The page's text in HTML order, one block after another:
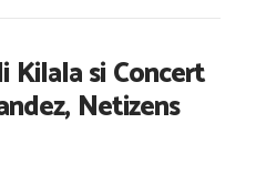
Kilala si Concert
Netizens